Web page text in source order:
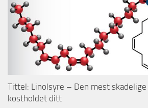
Tittel: Linolsyre – Den mest
kostholdet ditt